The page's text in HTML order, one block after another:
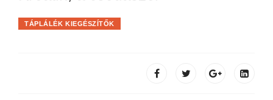
TÁPLÁLÉK KIEGÉSZÍTŐK